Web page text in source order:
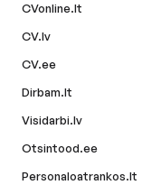
CVonline.lt
CV.lv
CV.ee
Dirbam.lt
Visidarbi.lv
Otsintood.ee
Personaloatrankos.lt